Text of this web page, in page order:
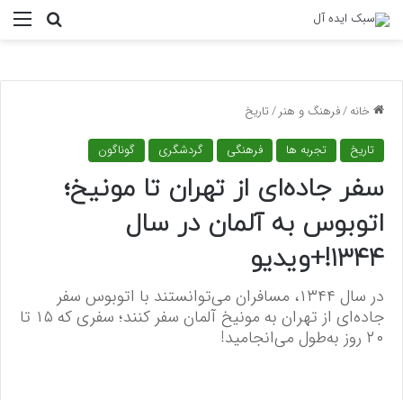
خانه/فرهنگ و هنر/تاریخ
تاریخ تجربه ها فرهنگی گردشگری گوناگون
سفر جاده‌ای از تهران تا مونیخ؛
اتوبوس به آلمان در سال
۱۳۴۴!+ویدیو
در سال ۱۳۴۴، مسافران می‌توانستند با اتوبوس سفر
جاده‌ای از تهران به مونیخ آلمان سفر کنند؛ سفری که ۱۵ تا
۲۰ روز به‌طول می‌انجامید!